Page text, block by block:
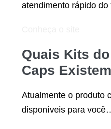
atendimento rápido do
Quais Kits do
Caps
Atualmente o produto
disponíveis para